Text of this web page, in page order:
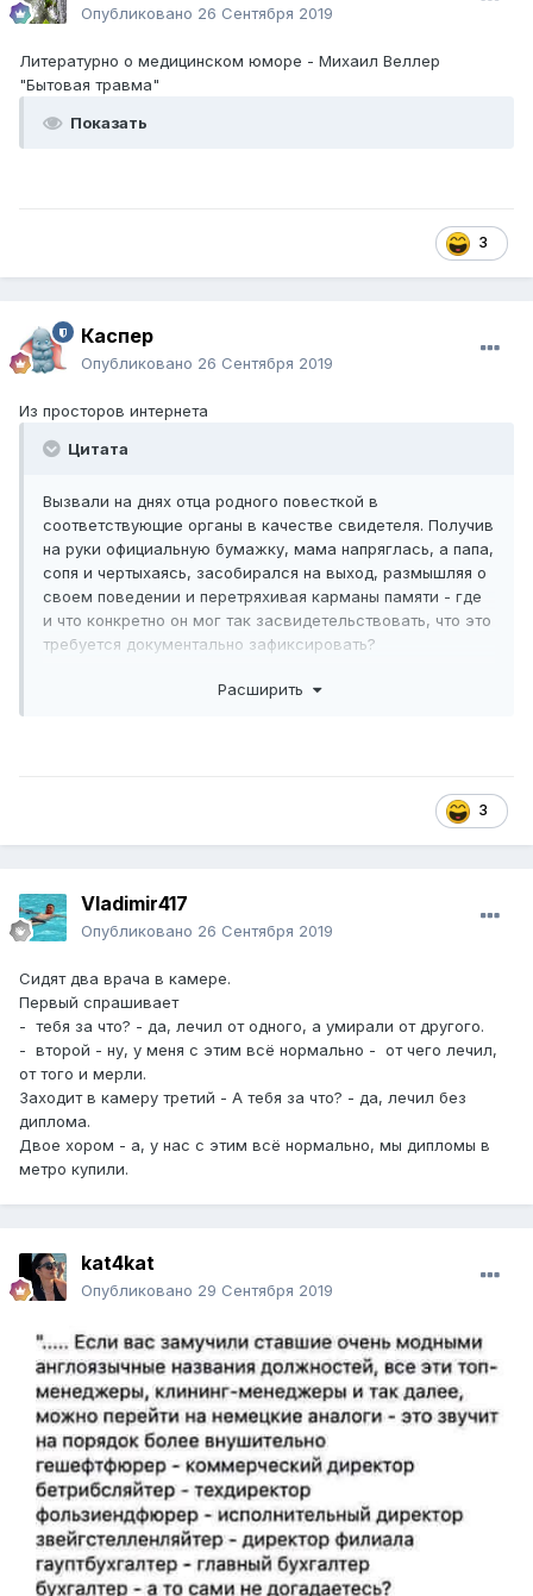
Опубликовано 26 Сентября 2019
Литературно о медицинском юморе - Михаил Веллер
"Бытовая травма"
Показать
3
Каспер
Опубликовано 26 Сентября 2019
Из просторов интернета
Цитата
Вызвали на днях отца родного повесткой в
соответствующие органы в качестве свидетеля. Получив
на руки официальную бумажку, мама напряглась, а папа,
сопя и чертыхаясь, засобирался на выход, размышляя о
своем поведении и перетряхивая карманы памяти - где
и что конкретно он мог так засвидетельствовать, что это
требуется документально зафиксировать?
он занимается пока ее рядом нет, во что он опять
поддержки. Проводив папу и собравшись с мыслями,
давлением, и в течении десяти минут нашла адвоката,
прокурора, несколько грамотных юристов и даже какие-
Причина вызова родителя в казенный дом стала понятна
по прибытию - в Минздраве кто-то проворовался, а папа,
как человек получающий кое-какие лекарства за
госсчет, мог бы пролить свет на туманные дела
чиновников. Мог бы, да не пролил.
- Скажите, пожалуйста, какие препараты и как долго вы
принимали? В каком объёме? Как часто вы посещали
врача? - допытывался следователь, стараясь
расшевелить папину память.
прикидываясь немощным пожилым человеком.
И он не лукавил, лечебным процессом у нас заведует
покорно принимаем из ее уверенных докторских рук.
Но молодой человек в папину амнезию не верил, а отец
в свою очередь не сдавался. Следствие зашло в тупик.
Противники тяжело дыша глядели друг на друга. И тут, в
самом разгаре поединка упрямой и оптимистичной
молодости и опасливой зрелости, в головы
одновременно пришла одна и та же спасительная идея -
позвонить маме. Очевидно, следователь был тоже
женатый человек.
В дальнейшем, беседа свелась к телефонному
разговору опера с маман, которая с облегчением
Расширить
3
Vladimir417
Опубликовано 26 Сентября 2019
Сидят два врача в камере.
Первый спрашивает
- тебя за что? - да, лечил от одного, а умирали от другого.
- второй - ну, у меня с этим всё нормально - от чего лечил,
от того и мерли.
Заходит в камеру третий - А тебя за что? - да, лечил без
диплома.
Двое хором - а, у нас с этим всё нормально, мы дипломы в
метро купили.
kat4kat
Опубликовано 29 Сентября 2019